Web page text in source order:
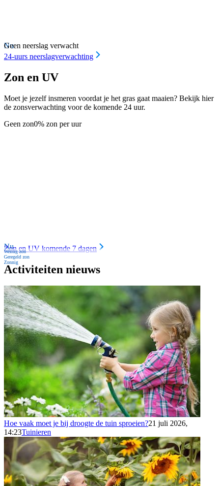
Nu
Geen neerslag verwacht
24-uurs neerslagverwachting
Zon en UV
Moet je jezelf insmeren voordat je het gras gaat maaien? Bekijk hier
de zonsverwachting voor de komende 24 uur.
Geen zon0% zon per uur
Nu
Weinig zon
Geregeld zon
Zonnig
Zon en UV komende 7 dagen
Activiteiten nieuws
Hoe vaak moet je bij droogte de tuin sproeien?21 juli 2026,
14:23Tuinieren